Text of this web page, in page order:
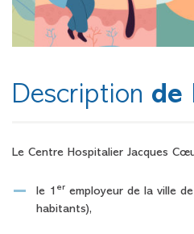
Description de
Le Centre Hospitalier Jacques
le 1 er employeur de la ville
habitants),